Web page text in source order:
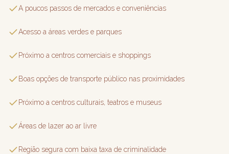
A poucos passos de mercados e conveniências
Acesso a áreas verdes e parques
Próximo a centros comerciais e shoppings
Boas opções de transporte público nas proximidades
Próximo a centros culturais, teatros e museus
Áreas de lazer ao ar livre
Região segura com baixa taxa de criminalidade